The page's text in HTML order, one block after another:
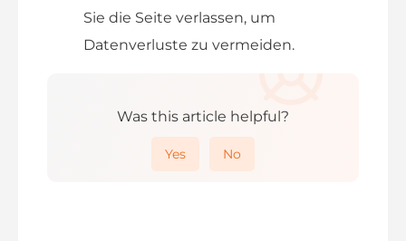
Sie die Seite verlassen, um
Datenverluste zu vermeiden.
Was this article helpful?
Yes No